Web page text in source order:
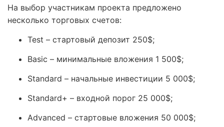
На выбор участникам проекта предложено
несколько торговых счетов:
Test – стартовый депозит 250$;
Basic – минимальные вложения 1 500$;
Standard – начальные инвестиции 5 000$;
Standard+ – входной порог 25 000$;
Advanced – стартовые вложения 50 000$;